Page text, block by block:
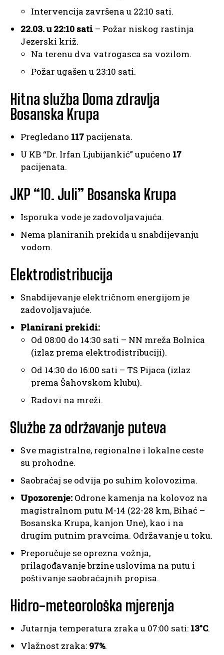
Intervencija završena u 22:10 sati.
22.03. u 22:10 sati – Požar niskog rastinja
Jezerski križ.
Na terenu dva vatrogasca sa vozilom.
Požar ugašen u 23:10 sati.
Hitna služba Doma zdravlja
Bosanska Krupa
Pregledano 117 pacijenata.
U KB “Dr. Irfan Ljubijankić” upućeno 17
pacijenata.
JKP “10. Juli” Bosanska Krupa
Isporuka vode je zadovoljavajuća.
Nema planiranih prekida u snabdijevanju
vodom.
Elektrodistribucija
Snabdijevanje električnom energijom je
zadovoljavajuće.
Planirani prekidi:
Od 08:00 do 14:30 sati – NN mreža Bolnica
(izlaz prema elektrodistribuciji).
Od 14:30 do 16:00 sati – TS Pijaca (izlaz
prema Šahovskom klubu).
Radovi na mreži.
Službe za održavanje puteva
Sve magistralne, regionalne i lokalne ceste
su prohodne.
Saobraćaj se odvija po suhim kolovozima.
Upozorenje: Odrone kamenja na kolovoz na
magistralnom putu M-14 (22-28 km, Bihać –
Bosanska Krupa, kanjon Une), kao i na
drugim putnim pravcima. Održavanje u toku.
Preporučuje se oprezna vožnja,
prilagođavanje brzine uslovima na putu i
poštivanje saobraćajnih propisa.
Hidro-meteorološka mjerenja
Jutarnja temperatura zraka u 07:00 sati: 13°C.
Vlažnost zraka: 97%.